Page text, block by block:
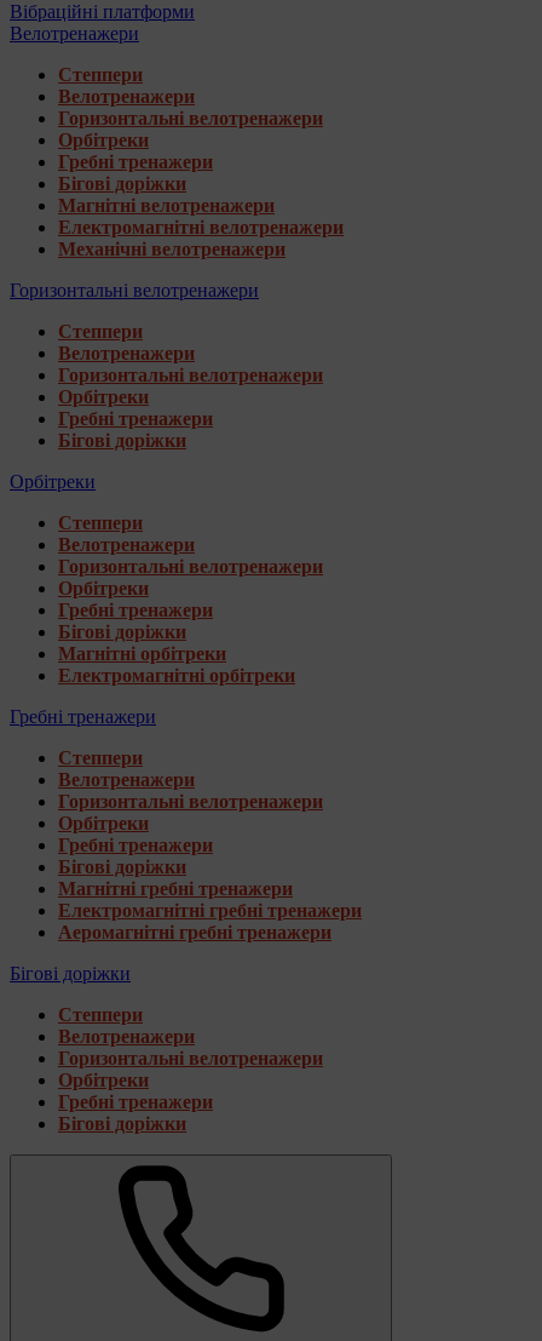
Вібраційні платформи
Велотренажери
Степпери
Велотренажери
Горизонтальні велотренажери
Орбітреки
Гребні тренажери
Бігові доріжки
Магнітні велотренажери
Електромагнітні велотренажери
Механічні велотренажери
Горизонтальні велотренажери
Степпери
Велотренажери
Горизонтальні велотренажери
Орбітреки
Гребні тренажери
Бігові доріжки
Орбітреки
Степпери
Велотренажери
Горизонтальні велотренажери
Орбітреки
Гребні тренажери
Бігові доріжки
Магнітні орбітреки
Електромагнітні орбітреки
Гребні тренажери
Степпери
Велотренажери
Горизонтальні велотренажери
Орбітреки
Гребні тренажери
Бігові доріжки
Магнітні гребні тренажери
Електромагнітні гребні тренажери
Аеромагнітні гребні тренажери
Бігові доріжки
Степпери
Велотренажери
Горизонтальні велотренажери
Орбітреки
Гребні тренажери
Бігові доріжки